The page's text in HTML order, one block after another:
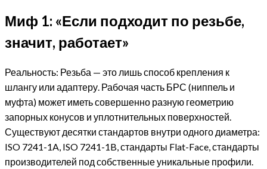
Миф 1: «Если подходит по резьбе,
значит, работает»
Реальность: Резьба — это лишь способ крепления к
шлангу или адаптеру. Рабочая часть БРС (ниппель и
муфта) может иметь совершенно разную геометрию
запорных конусов и уплотнительных поверхностей.
Существуют десятки стандартов внутри одного диаметра:
ISO 7241-1A, ISO 7241-1B, стандарты Flat-Face, стандарты
производителей под собственные уникальные профили.